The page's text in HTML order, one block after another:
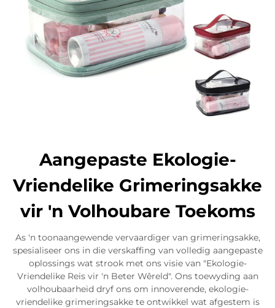
Aangepaste Ekologie-
Vriendelike Grimeringsakke
vir 'n Volhoubare Toekoms
As 'n toonaangewende vervaardiger van grimeringsakke,
spesialiseer ons in die verskaffing van volledig aangepaste
oplossings wat strook met ons visie van "Ekologie-
Vriendelike Reis vir 'n Beter Wêreld". Ons toewyding aan
volhoubaarheid dryf ons om innoverende, ekologie-
vriendelike grimeringsakke te ontwikkel wat afgestem is